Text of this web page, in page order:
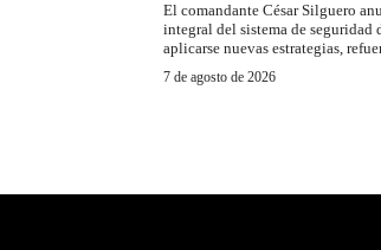
El comandante César Silguero
integral del sistema de seguridad
aplicarse nuevas estrategias,
7 de agosto de 2026